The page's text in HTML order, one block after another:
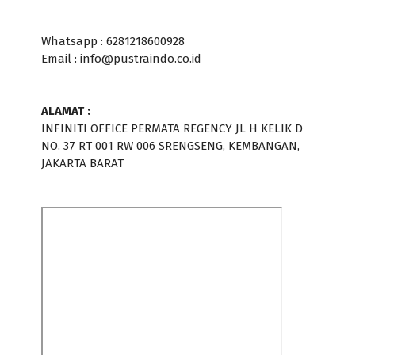
Whatsapp : 6281218600928
Email : info@pustraindo.co.id
ALAMAT :
INFINITI OFFICE PERMATA REGENCY JL H KELIK D
NO. 37 RT 001 RW 006 SRENGSENG, KEMBANGAN,
JAKARTA BARAT